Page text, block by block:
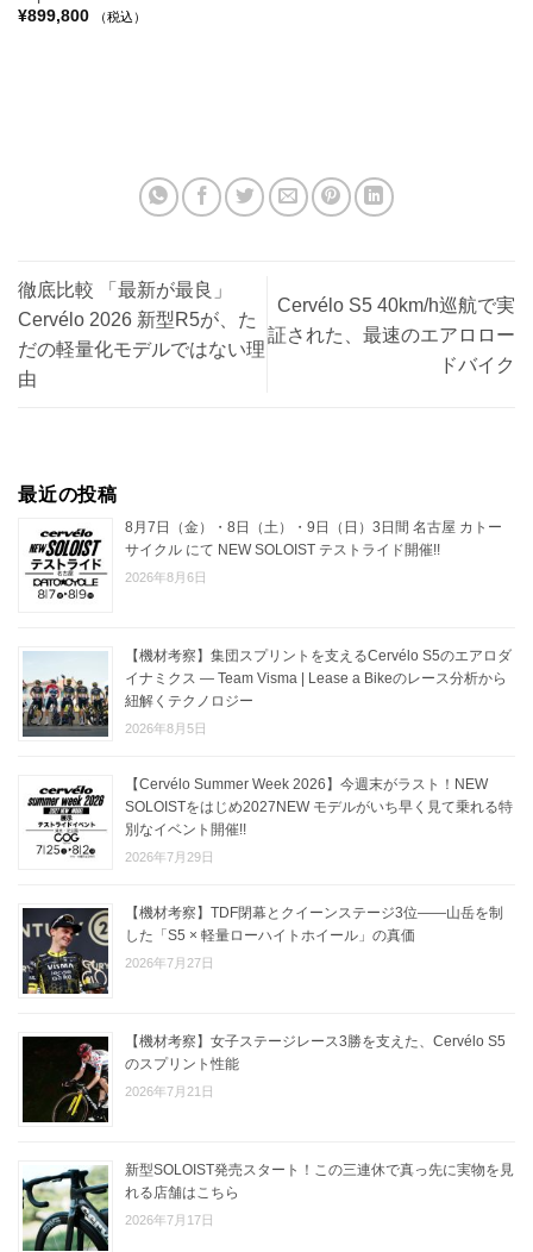
¥899,800 （税込）
徹底比較 「最新が最良」
Cervélo 2026 新型R5が、た
だの軽量化モデルではない理
由
Cervélo S5 40km/h巡航で実
証された、最速のエアロロー
ドバイク
最近の投稿
8月7日（金）・8日（土）・9日（日）3日間 名古屋 カトー
サイクル にて NEW SOLOIST テストライド開催!!
2026年8月6日
【機材考察】集団スプリントを支えるCervélo S5のエアロダ
イナミクス — Team Visma | Lease a Bikeのレース分析から
紐解くテクノロジー
2026年8月5日
【Cervélo Summer Week 2026】今週末がラスト！NEW
SOLOISTをはじめ2027NEW モデルがいち早く見て乗れる特
別なイベント開催!!
2026年7月29日
【機材考察】TDF閉幕とクイーンステージ3位——山岳を制
した「S5 × 軽量ローハイトホイール」の真価
2026年7月27日
【機材考察】女子ステージレース3勝を支えた、Cervélo S5
のスプリント性能
2026年7月21日
新型SOLOIST発売スタート！この三連休で真っ先に実物を見
れる店舗はこちら
2026年7月17日